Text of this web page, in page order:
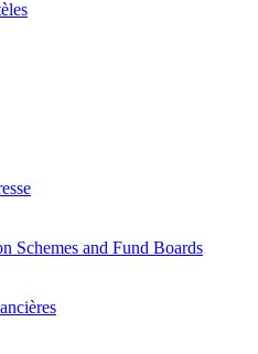
Schemes and Fund Boards